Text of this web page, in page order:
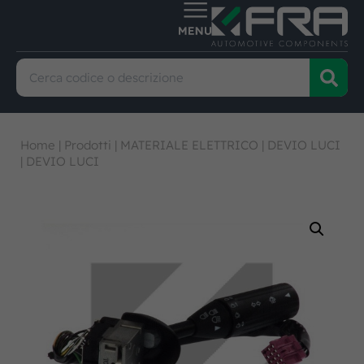
Home | Prodotti | MATERIALE ELETTRICO | DEVIO LUCI
| DEVIO LUCI